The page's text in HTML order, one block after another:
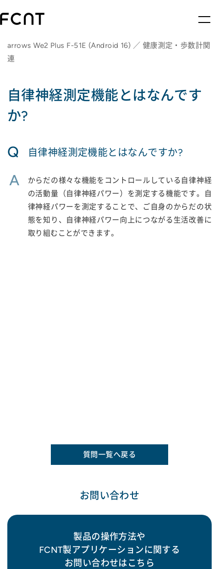
arrows We2 Plus F-51E (Android 16) ／ 健康測定・歩数計関
連
自律神経測定機能とはなんです
か?
Q 自律神経測定機能とはなんですか?
A
からだの様々な機能をコントロールしている自律神経
の活動量（自律神経パワー）を測定する機能です。自
律神経パワーを測定することで、ご自身のからだの状
態を知り、自律神経パワー向上につながる生活改善に
取り組むことができます。
質問一覧へ戻る
お問い合わせ
製品の操作方法や
FCNT製アプリケーションに関する
お問い合わせはこちら